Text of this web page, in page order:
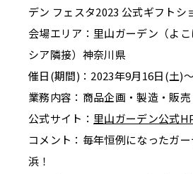
デン フェスタ2023 公式ギフトシ
会場エリア：里山ガーデン（よ
シア隣接）神奈川県
催日(期間)：2023年9月16日(土)
業務内容：商品企画・製造・販売
公式サイト： 里山ガーデン公式
コメント：毎年恒例になったガ
浜！